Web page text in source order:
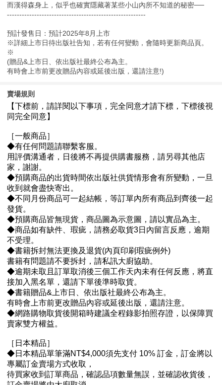
而漢得森身上，似乎也確實隱藏著某些小山內所不知道的秘密──
--------------------------------------------------------
預計發售日：預計2025年8月上市
※詳細上市日待出版社告知，若有任何變動，會隨時更新商品頁。
※
(贈品&上市日、依出版社最終公布為主。
有時會上市前更改贈品內容或延後出版，還請注意!)
賣場規則